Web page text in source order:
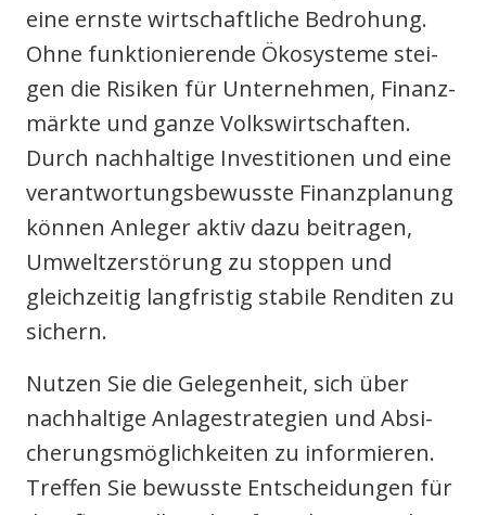
eine erns­te wirt­schaft­li­che Bedro­hung.
Ohne funk­tio­nie­ren­de Öko­sys­te­me stei­
gen die Risi­ken für Unter­neh­men, Finanz­
märk­te und gan­ze Volks­wirt­schaf­ten.
Durch nach­hal­ti­ge Inves­ti­tio­nen und eine
ver­ant­wor­tungs­be­wuss­te Finanz­pla­nung
kön­nen Anle­ger aktiv dazu bei­tra­gen,
Umwelt­zer­stö­rung zu stop­pen und
gleich­zei­tig lang­fris­tig sta­bi­le Ren­di­ten zu
sichern.
Nut­zen Sie die Gele­gen­heit, sich über
nach­hal­ti­ge Anla­ge­stra­te­gien und Absi­
che­rungs­mög­lich­kei­ten zu infor­mie­ren.
Tref­fen Sie bewuss­te Ent­schei­dun­gen für